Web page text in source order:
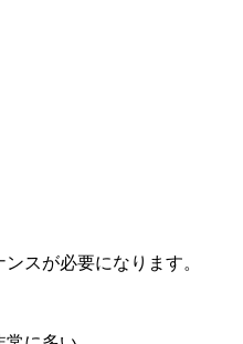
スが必要になります。